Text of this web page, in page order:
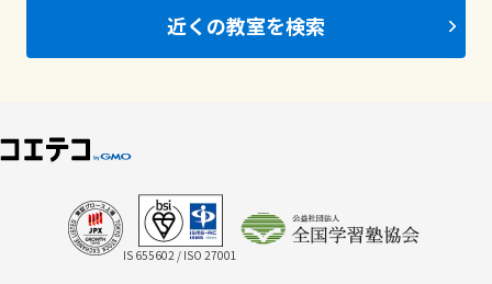
近くの教室を検索
IS 655602 / ISO 27001